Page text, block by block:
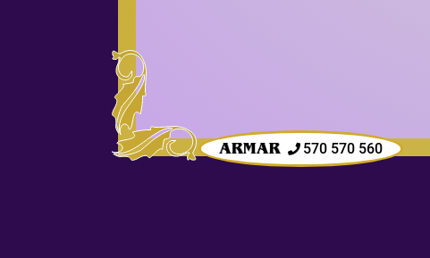
570 570 560